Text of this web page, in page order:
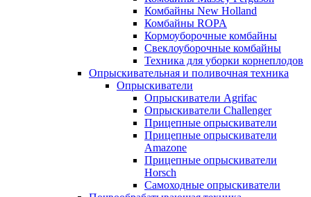
Комбайны New Holland
Комбайны ROPA
Кормоуборочные комбайны
Свеклоуборочные комбайны
Техника для уборки корнеплодов
Опрыскивательная и поливочная техника
Опрыскиватели
Опрыскиватели Agrifac
Опрыскиватели Challenger
Прицепные опрыскиватели
Прицепные опрыскиватели
Amazone
Прицепные опрыскиватели
Horsch
Самоходные опрыскиватели